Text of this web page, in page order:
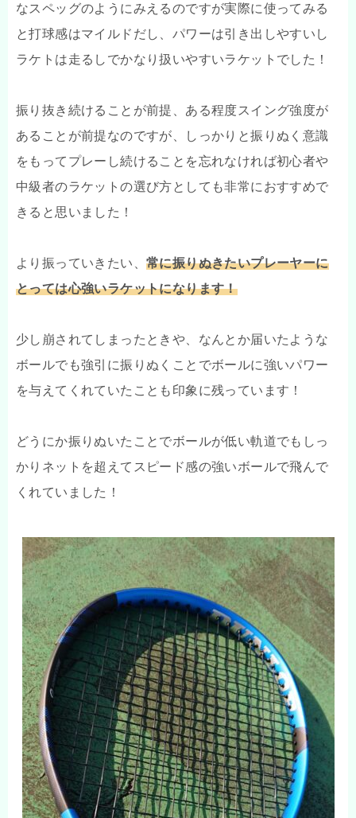
なスペッグのようにみえるのですが実際に使ってみる
と打球感はマイルドだし、パワーは引き出しやすいし
ラケトは走るしでかなり扱いやすいラケットでした！
振り抜き続けることが前提、ある程度スイング強度が
あることが前提なのですが、しっかりと振りぬく意識
をもってプレーし続けることを忘れなければ初心者や
中級者のラケットの選び方としても非常におすすめで
きると思いました！
より振っていきたい、 常に振りぬきたいプレーヤーに
とっては心強いラケットになります！
少し崩されてしまったときや、なんとか届いたような
ボールでも強引に振りぬくことでボールに強いパワー
を与えてくれていたことも印象に残っています！
どうにか振りぬいたことでボールが低い軌道でもしっ
かりネットを超えてスピード感の強いボールで飛んで
くれていました！